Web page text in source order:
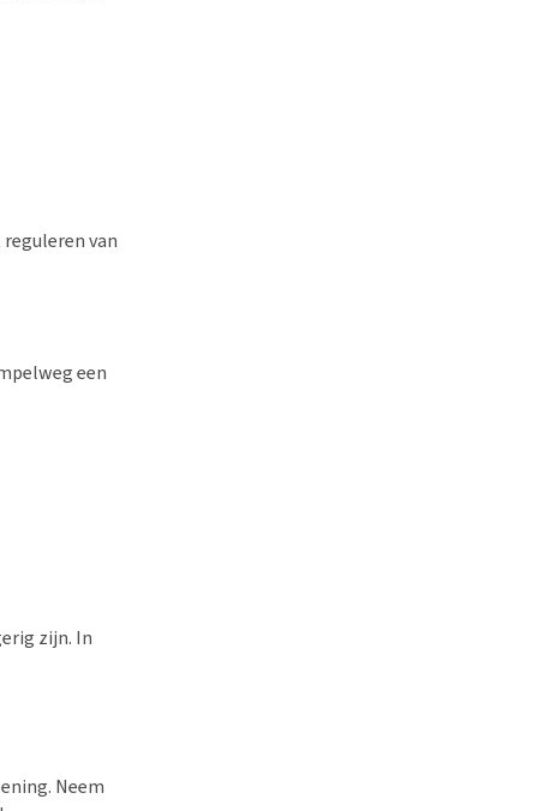
van
een
zijn. In
Neem